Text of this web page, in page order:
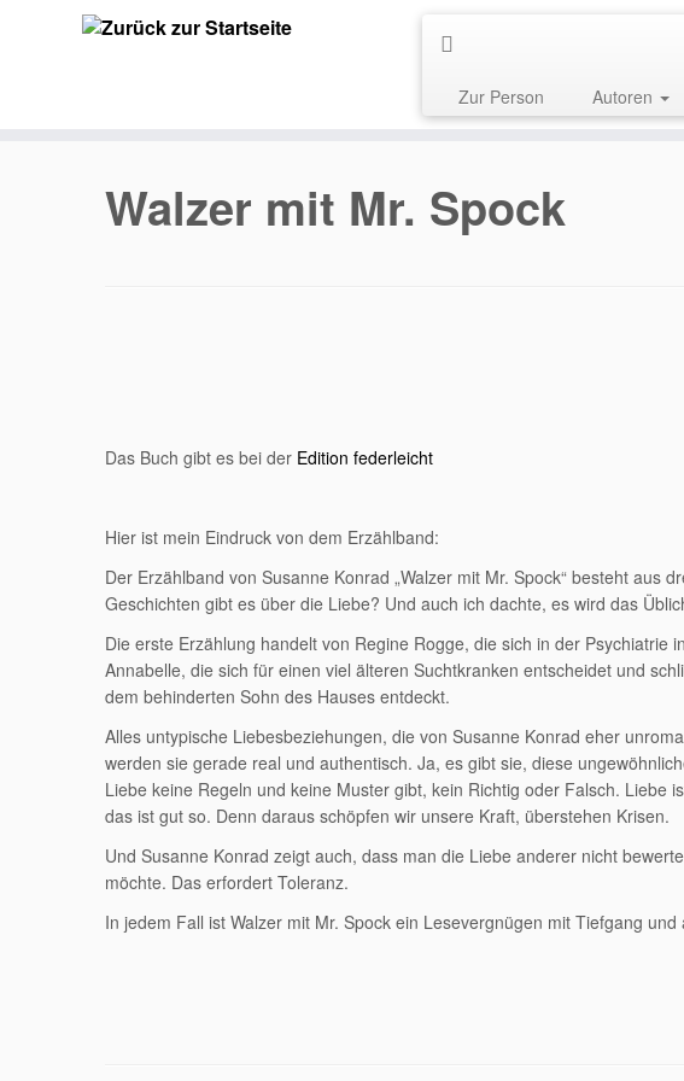
Zur Person Autoren
Walzer mit Mr. Spock
Das Buch gibt es bei der Edition federleicht
Hier ist mein Eindruck von dem Erzählband:
Der Erzählband von Susanne Konrad „Walzer mit Mr. Spock“ besteht aus
Geschichten gibt es über die Liebe? Und auch ich dachte, es wird das
Die erste Erzählung handelt von Regine Rogge, die sich in der Psychiatrie
Annabelle, die sich für einen viel älteren Suchtkranken entscheidet und
dem behinderten Sohn des Hauses entdeckt.
Alles untypische Liebesbeziehungen, die von Susanne Konrad eher
werden sie gerade real und authentisch. Ja, es gibt sie, diese
Liebe keine Regeln und keine Muster gibt, kein Richtig oder Falsch. Liebe
das ist gut so. Denn daraus schöpfen wir unsere Kraft, überstehen Krisen.
Und Susanne Konrad zeigt auch, dass man die Liebe anderer nicht
möchte. Das erfordert Toleranz.
In jedem Fall ist Walzer mit Mr. Spock ein Lesevergnügen mit Tiefgang